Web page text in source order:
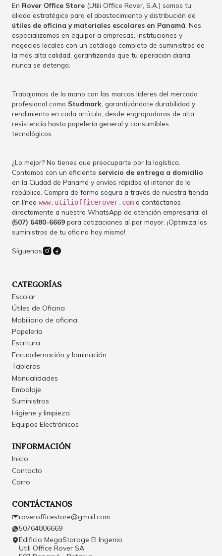
En Rover Office Store (Utili Office Rover, S.A.) somos tu
aliado estratégico para el abastecimiento y distribución de
útiles de oficina y materiales escolares en Panamá . Nos
especializamos en equipar a empresas, instituciones y
negocios locales con un catálogo completo de suministros de
la más alta calidad, garantizando que tu operación diaria
nunca se detenga.
Trabajamos de la mano con las marcas líderes del mercado
profesional como Studmark , garantizándote durabilidad y
rendimiento en cada artículo, desde engrapadoras de alta
resistencia hasta papelería general y consumibles
tecnológicos.
¿Lo mejor? No tienes que preocuparte por la logística.
Contamos con un eficiente servicio de entrega a domicilio
en la Ciudad de Panamá y envíos rápidos al interior de la
república. Compra de forma segura a través de nuestra tienda
en línea www.utiliofficerover.com o contáctanos
directamente a nuestro WhatsApp de atención empresarial al
(507) 6480-6669 para cotizaciones al por mayor. ¡Optimiza los
suministros de tu oficina hoy mismo!
Síguenos
CATEGORÍAS
Escolar
Útiles de Oficina
Mobiliario de oficina
Papelería
Escritura
Encuadernación y laminación
Tableros
Manualidades
Embalaje
Suministros
Higiene y limpieza
Equipos Electrónicos
INFORMACIÓN
Inicio
Contacto
Carro
CONTÁCTANOS
roverofficestore@gmail.com
50764806669
Edificio MegaStorage El Ingenio
Utili Office Rover SA